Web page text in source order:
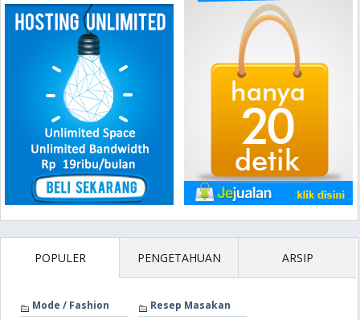
POPULER PENGETAHUAN ARSIP
Mode / Fashion
Resep Masakan